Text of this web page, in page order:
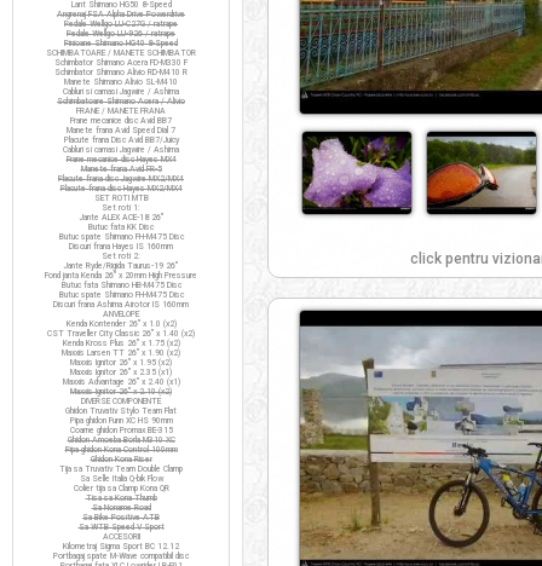
click pentru
Lant Shimano HG50 8-Speed
Angrenaj FSA Alpha Drive Powerdrive
Pedale Wellgo LU-C27G / ratrape
Pedale Wellgo LU-926 / ratrape
Pinioane Shimano HG40 8-Speed
SCHIMBATOARE / MANETE SCHIMBATOR
Schimbator Shimano Acera FD-M330 F
Schimbator Shimano Alivio RD-M410 R
Manete Shimano Alivio SL-M410
Cabluri si camasi Jagwire / Ashima
Schimbatoare Shimano Acera / Alivio
FRANE / MANETE FRANA
Frane mecanice disc Avid BB7
Manete frana Avid Speed Dial 7
Placute frana Disc Avid BB7/Juicy
Cabluri si camasi Jagwire / Ashima
Frane mecanice disc Hayes MX4
Manete frana Avid FR-5
Placute frana disc Jagwire MX2/MX4
Placute frana disc Hayes MX2/MX4
SET ROTI MTB
Set roti 1:
Jante ALEX ACE-18 26"
Butuc fata KK Disc
Butuc spate Shimano FH-M475 Disc
Discuri frana Hayes IS 160mm
Set roti 2:
Jante Ryde/Rigida Taurus-19 26"
Fond janta Kenda 26" x 20mm High Pressure
Butuc fata Shimano HB-M475 Disc
Butuc spate Shimano FH-M475 Disc
Discuri frana Ashima Airotor IS 160mm
ANVELOPE
Kenda Kontender 26" x 1.0 (x2)
CST Traveller City Classic 26" x 1.40 (x2)
Kenda Kross Plus 26" x 1.75 (x2)
Maxxis Larsen TT 26" x 1.90 (x2)
Maxxis Ignitor 26" x 1.95 (x2)
Maxxis Ignitor 26" x 2.35 (x1)
Maxxis Advantage 26" x 2.40 (x1)
Maxxis Ignitor 26" x 2.10 (x2)
DIVERSE COMPONENTE
Ghidon Truvativ Stylo Team Flat
Pipa ghidon Funn XC HS 90mm
Coarne ghidon Promax BE-315
Ghidon Amoeba Borla M310 XC
Pipa ghidon Kona Control 100mm
Ghidon Kona Riser
Tija sa Truvativ Team Double Clamp
Sa Selle Italia Q-bik Flow
Colier tija sa Clamp Kona QR
Tisa sa Kona Thumb
Sa Noname Road
Sa Bike Positive ATB
Sa WTB Speed V Sport
ACCESORII
Kilometraj Sigma Sport BC 12.12
Portbagaj spate M-Wave compatibil disc